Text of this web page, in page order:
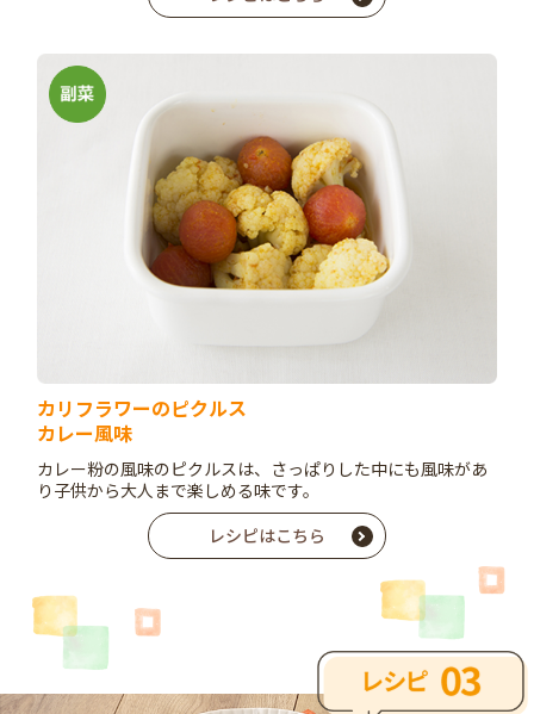
カリフラワーのピクルス
カレー風味
カレー粉の風味のピクルスは、さっぱりした中にも風味があ
り子供から大人まで楽しめる味です。
レシピはこちら